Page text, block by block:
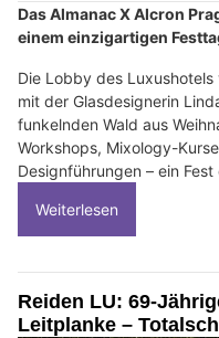
Das Almanac X Alcron
einem einzigartigen
Die Lobby des
mit der Glasdesignerin
funkelnden Wald aus
Workshops, Mixology-
Designführungen – ein
Weiterlesen
Reiden LU: 69-
Leitplanke –